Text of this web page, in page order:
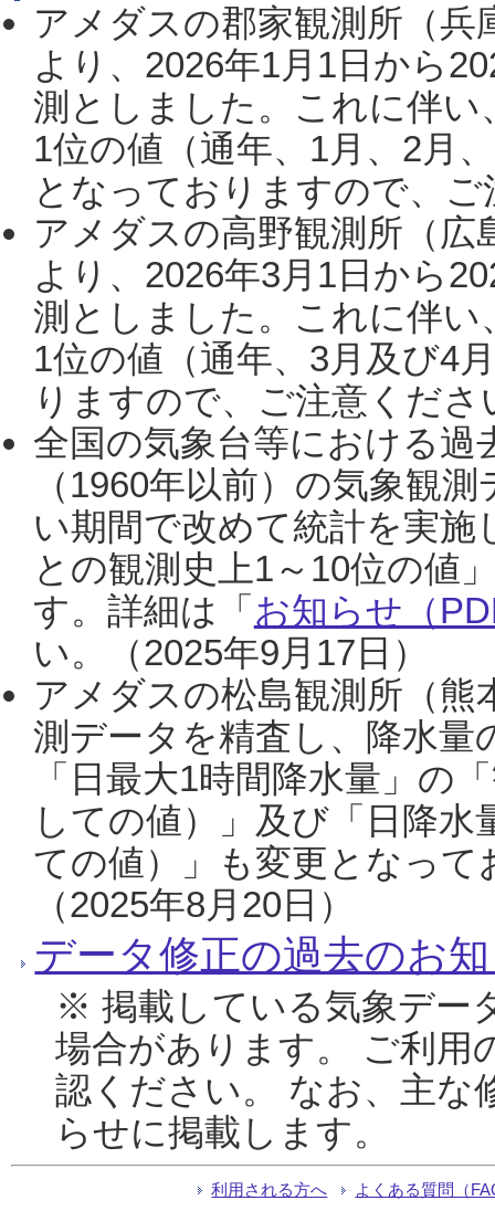
アメダスの郡家観測所（
より、2026年1月1日から
測としました。これに伴い
1位の値（通年、1月、2月
となっておりますので、
アメダスの高野観測所（
より、2026年3月1日から
測としました。これに伴い
1位の値（通年、3月及び4
りますので、ご注意くだ
全国の気象台等における過
（1960年以前）の気象観
い期間で改めて統計を実
との観測史上1～10位の値
す。詳細は「 お知らせ（
い。（2025年9月17日）
アメダスの松島観測所（熊
測データを精査し、降水
「日最大1時間降水量」の
しての値）」及び「日降
ての値）」も変更となっ
（2025年8月20日）
データ修正の過去のお
※ 掲載している気象デー
場合があります。 ご利用
認ください。 なお、主な
らせに掲載します。
利用される方へ よくある質問（